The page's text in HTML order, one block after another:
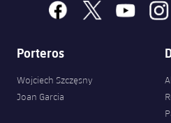
facebook
x youtube
Porteros
Wojciech Szczęsny
Joan Garcia